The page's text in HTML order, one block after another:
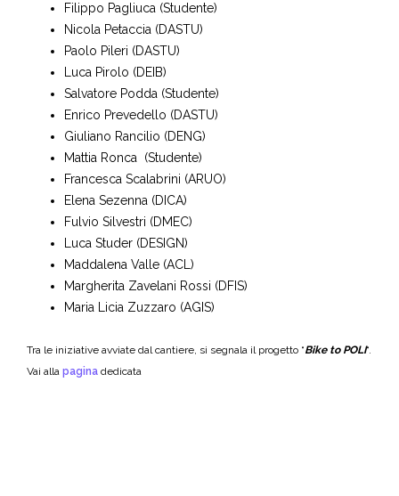
Filippo Pagliuca (Studente)
Nicola Petaccia (DASTU)
Paolo Pileri (DASTU)
Luca Pirolo (DEIB)
Salvatore Podda (Studente)
Enrico Prevedello (DASTU)
Giuliano Rancilio (DENG)
Mattia Ronca (Studente)
Francesca Scalabrini (ARUO)
Elena Sezenna (DICA)
Fulvio Silvestri (DMEC)
Luca Studer (DESIGN)
Maddalena Valle (ACL)
Margherita Zavelani Rossi (DFIS)
Maria Licia Zuzzaro (AGIS)
Tra le iniziative avviate dal cantiere, si segnala il progetto “Bike to POLI“.
Vai alla pagina dedicata